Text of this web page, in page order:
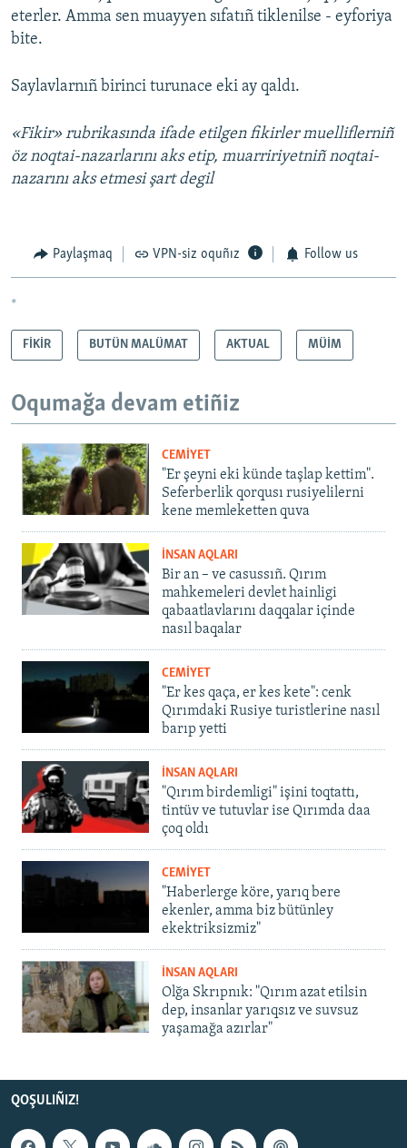
eterler. Amma sen muayyen sıfatıñ tiklenilse - eyforiya
bite.
Saylavlarnıñ birinci turunace eki ay qaldı.
«Fikir» rubrikasında ifade etilgen fikirler muelliflerniñ
öz noqtai-nazarlarını aks etip, muarririyetniñ noqtai-
nazarını aks etmesi şart degil
Paylaşmaq VPN-siz oquñız Follow us
*
FİKİR BUTÜN MALÜMAT AKTUAL MÜİM
Oqumağa devam etiñiz
CEMİYET
"Er şeyni eki künde taşlap kettim".
Seferberlik qorqusı rusiyelilerni
kene memleketten quva
İNSAN AQLARI
Bir an – ve casussıñ. Qırım
mahkemeleri devlet hainligi
qabaatlavlarını daqqalar içinde
nasıl baqalar
CEMİYET
"Er kes qaça, er kes kete": cenk
Qırımdaki Rusiye turistlerine nasıl
barıp yetti
İNSAN AQLARI
"Qırım birdemligi" işini toqtattı,
tintüv ve tutuvlar ise Qırımda daa
çoq oldı
CEMİYET
"Haberlerge köre, yarıq bere
ekenler, amma biz bütünley
ekektriksizmiz"
İNSAN AQLARI
Olğa Skrıpnık: "Qırım azat etilsin
dep, insanlar yarıqsız ve suvsuz
yaşamağa azırlar"
QOŞULIÑIZ!